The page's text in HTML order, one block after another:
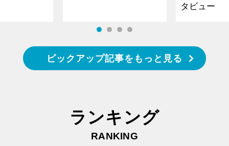
タビュー
ピックアップ記事をもっと見る
ランキング
RANKING